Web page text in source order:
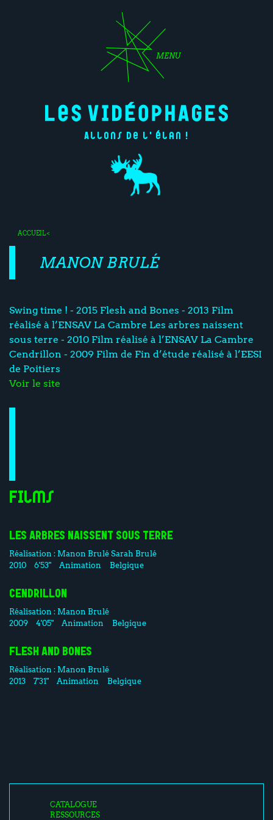
MENU
Allons de l'élan !
ACCUEIL<
MANON BRULÉ
Swing time ! - 2015 Flesh and Bones - 2013 Film
réalisé à l’ENSAV La Cambre Les arbres naissent
sous terre - 2010 Film réalisé à l’ENSAV La Cambre
Cendrillon - 2009 Film de Fin d’étude réalisé à l’EESI
de Poitiers
Voir le site
Films
LES ARBRES NAISSENT SOUS TERRE
Réalisation : Manon BruléSarah Brulé
2010
6'53" Animation Belgique
CENDRILLON
Réalisation : Manon Brulé
2009
4'05" Animation Belgique
FLESH AND BONES
Réalisation : Manon Brulé
2013
7'31" Animation Belgique
CATALOGUE
RESSOURCES